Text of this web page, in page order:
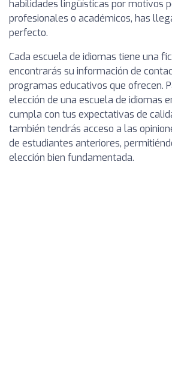
habilidades lingüísticas por motivos
profesionales o académicos, has
perfecto.
Cada escuela de idiomas tiene una
encontrarás su información de
programas educativos que ofrecen.
elección de una escuela de idiomas
cumpla con tus expectativas de
también tendrás acceso a las
de estudiantes anteriores,
elección bien fundamentada.